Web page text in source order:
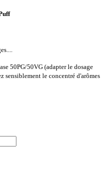
50PG/50VG (adapter le dosage
sensiblement le concentré d'arômes